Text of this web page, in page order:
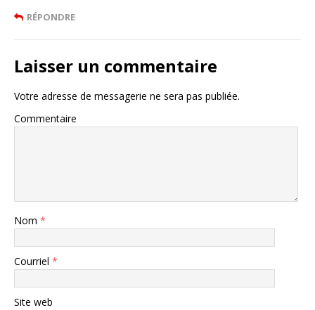
RÉPONDRE
Laisser un commentaire
Votre adresse de messagerie ne sera pas publiée.
Commentaire
Nom *
Courriel *
Site web